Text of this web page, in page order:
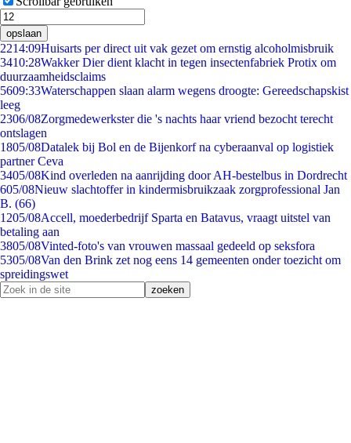
opslaan
2214:09Huisarts per direct uit vak gezet om ernstig alcoholmisbruik
3410:28Wakker Dier dient klacht in tegen insectenfabriek Protix om
duurzaamheidsclaims
5609:33Waterschappen slaan alarm wegens droogte: Gereedschapskist
leeg
2306/08Zorgmedewerkster die 's nachts haar vriend bezocht terecht
ontslagen
1805/08Datalek bij Bol en de Bijenkorf na cyberaanval op logistiek
partner Ceva
3405/08Kind overleden na aanrijding door AH-bestelbus in Dordrecht
605/08Nieuw slachtoffer in kindermisbruikzaak zorgprofessional Jan
B. (66)
1205/08Accell, moederbedrijf Sparta en Batavus, vraagt uitstel van
betaling aan
3805/08Vinted-foto's van vrouwen massaal gedeeld op seksfora
5305/08Van den Brink zet nog eens 14 gemeenten onder toezicht om
spreidingswet